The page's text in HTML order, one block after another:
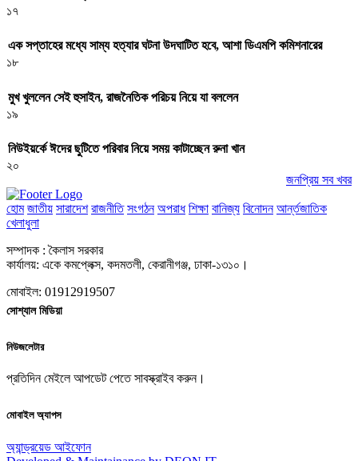
১৭
এক সপ্তাহের মধ্যে সাম্য হত্যার ঘটনা উদঘাটিত হবে, আশা ডিএমপি কমিশনারের
১৮
মুখ খুললেন সেই হুসাইন, রাজনৈতিক পরিচয় নিয়ে যা বললেন
১৯
নিউইয়র্কে ঈদের ছুটিতে পরিবার নিয়ে সময় কাটাচ্ছেন রুনা খান
২০
জনপ্রিয় সব খবর
হোম জাতীয় সারাদেশ রাজনীতি সংগঠন অপরাধ শিক্ষা বানিজ্য বিনোদন আর্ন্তজাতিক
খেলাধুলা
সম্পাদক : কৈলাস সরকার
কার্যালয়: একে কমপ্লেক্স, কদমতলী, কেরানীগঞ্জ, ঢাকা-১৩১০।
মোবাইল: 01912919507
সোশ্যাল মিডিয়া
নিউজলেটার
প্রতিদিন মেইলে আপডেট পেতে সাবস্ক্রাইব করুন।
মোবাইল অ্যাপস
অ্যান্ড্রয়েড আইফোন